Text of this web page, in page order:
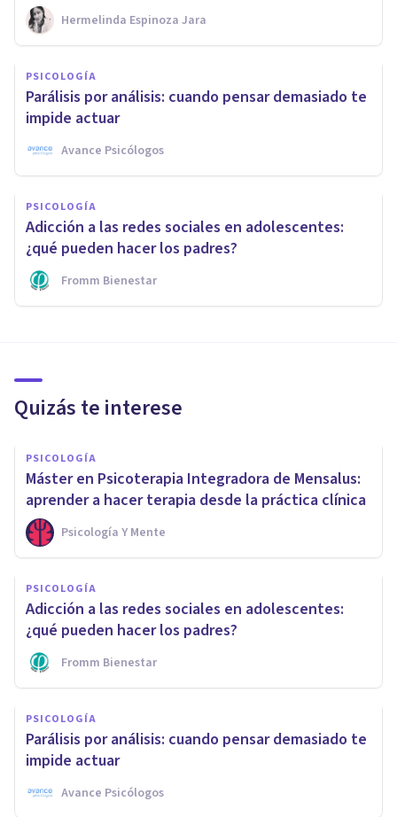
Hermelinda Espinoza Jara
PSICOLOGÍA
Parálisis por análisis: cuando pensar demasiado te
impide actuar
Avance Psicólogos
PSICOLOGÍA
Adicción a las redes sociales en adolescentes:
¿qué pueden hacer los padres?
Fromm Bienestar
Quizás te interese
PSICOLOGÍA
Máster en Psicoterapia Integradora de Mensalus:
aprender a hacer terapia desde la práctica clínica
Psicología Y Mente
PSICOLOGÍA
Adicción a las redes sociales en adolescentes:
¿qué pueden hacer los padres?
Fromm Bienestar
PSICOLOGÍA
Parálisis por análisis: cuando pensar demasiado te
impide actuar
Avance Psicólogos